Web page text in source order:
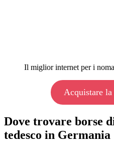
Il miglior internet per i
Acquistare
Dove trovare borse
tedesco in Germania